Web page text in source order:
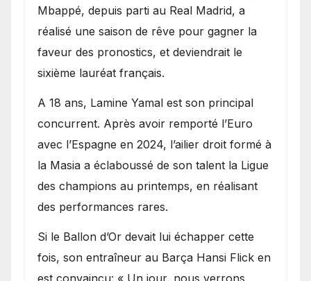
Mbappé, depuis parti au Real Madrid, a
réalisé une saison de rêve pour gagner la
faveur des pronostics, et deviendrait le
sixième lauréat français.
A 18 ans, Lamine Yamal est son principal
concurrent. Après avoir remporté l’Euro
avec l’Espagne en 2024, l’ailier droit formé à
la Masia a éclaboussé de son talent la Ligue
des champions au printemps, en réalisant
des performances rares.
Si le Ballon d’Or devait lui échapper cette
fois, son entraîneur au Barça Hansi Flick en
est convaincu: « Un jour, nous verrons